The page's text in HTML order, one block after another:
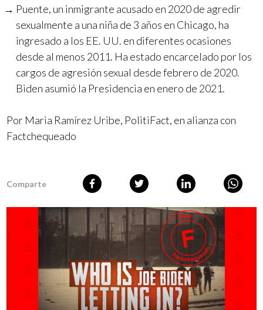
Puente, un inmigrante acusado en 2020 de agredir
sexualmente a una niña de 3 años en Chicago, ha
ingresado a los EE. UU. en diferentes ocasiones
desde al menos 2011. Ha estado encarcelado por los
cargos de agresión sexual desde febrero de 2020.
Biden asumió la Presidencia en enero de 2021.
Por Maria Ramírez Uribe, PolitiFact, en alianza con
Factchequeado
Comparte